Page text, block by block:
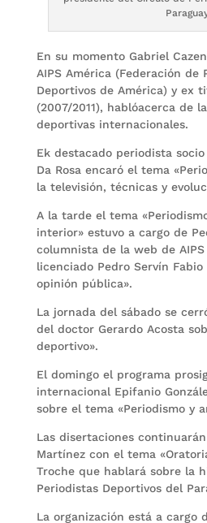
En su momento Gabriel
AIPS América (Federación de
Deportivos de América) y ex
(2007/2011), hablóacerca de
deportivas internacionales.
Ek destacado periodista socio
Da Rosa encaró el tema
la televisión, técnicas y
A la tarde el tema
interior» estuvo a cargo de
columnista de la web de AIPS
licenciado Pedro Servín
opinión pública».
La jornada del sábado se
del doctor Gerardo Acosta
deportivo».
El domingo el programa
internacional Epifanio
sobre el tema «Periodismo y
Las disertaciones
Martínez con el tema
Troche que hablará sobre la
Periodistas Deportivos del
La organización está a cargo